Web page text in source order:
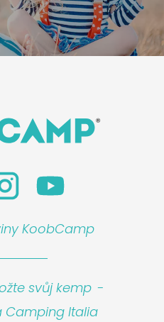
KoobCamp
svůj kemp -
Camping Italia